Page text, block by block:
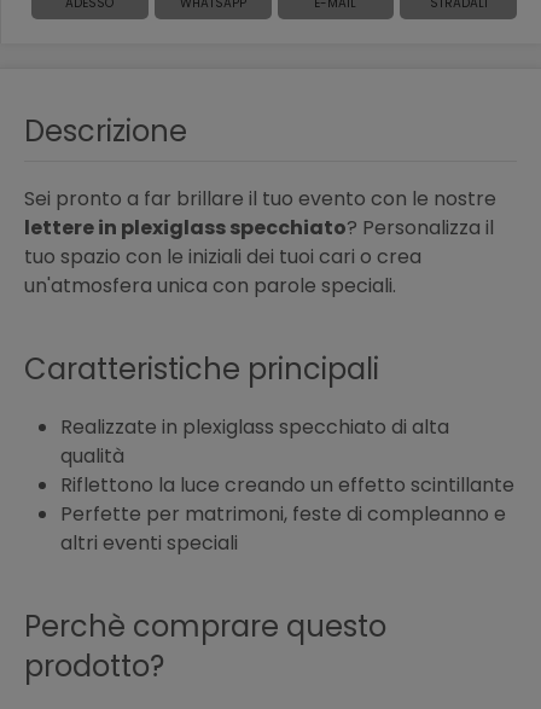
Descrizione
Sei pronto a far brillare il tuo evento con le nostre
lettere in plexiglass specchiato? Personalizza il
tuo spazio con le iniziali dei tuoi cari o crea
un'atmosfera unica con parole speciali.
Caratteristiche principali
Realizzate in plexiglass specchiato di alta
qualità
Riflettono la luce creando un effetto scintillante
Perfette per matrimoni, feste di compleanno e
altri eventi speciali
Perchè comprare questo
prodotto?